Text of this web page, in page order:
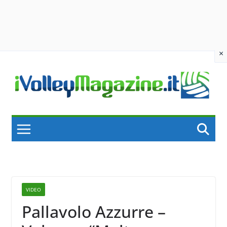
×
content
VIDEO
Pallavolo Azzurre –